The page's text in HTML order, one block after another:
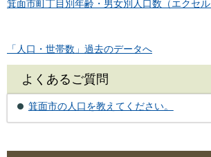
箕面市町丁目別年齢・男女別人口数（エクセル
「人口・世帯数」過去のデータへ
よくあるご質問
箕面市の人口を教えてください。